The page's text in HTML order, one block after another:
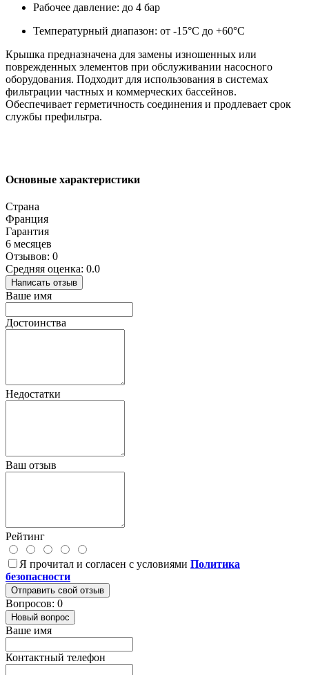
Рабочее давление: до 4 бар
Температурный диапазон: от -15°C до +60°C
Крышка предназначена для замены изношенных или
поврежденных элементов при обслуживании насосного
оборудования. Подходит для использования в системах
фильтрации частных и коммерческих бассейнов.
Обеспечивает герметичность соединения и продлевает срок
службы префильтра.
Основные характеристики
Страна
Франция
Гарантия
6 месяцев
Отзывов: 0
Средняя оценка: 0.0
Написать отзыв
Ваше имя
Достоинства
Недостатки
Ваш отзыв
Рейтинг
Я прочитал и согласен с условиями Политика
безопасности
Отправить свой отзыв
Вопросов: 0
Новый вопрос
Ваше имя
Контактный телефон